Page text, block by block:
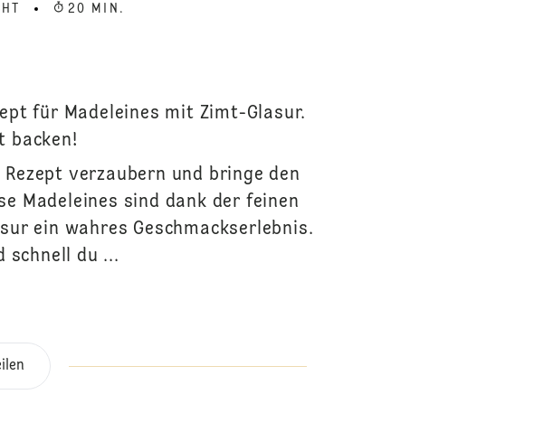
20 MIN.
für Madeleines mit Zimt-Glasur.
backen!
verzaubern und bringe den
Madeleines sind dank der feinen
ein wahres Geschmackserlebnis.
schnell du ...